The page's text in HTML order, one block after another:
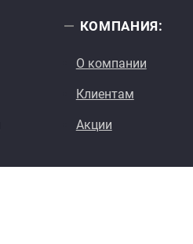
КОМПАНИЯ:
О компании
Клиентам
Акции